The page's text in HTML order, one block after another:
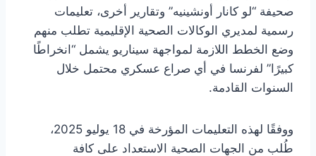
صحيفة “لو كانار أونشينيه” وتقارير أخرى، تعليمات
رسمية لمديري الوكالات الصحية الإقليمية تطلب منهم
وضع الخطط اللازمة لمواجهة سيناريو يشمل “انخراطًا
كبيرًا” لفرنسا في أي صراع عسكري محتمل خلال
السنوات القادمة.
ووفقًا لهذه التعليمات المؤرخة في 18 يوليو 2025،
طُلب من الجهات الصحية الاستعداد على كافة